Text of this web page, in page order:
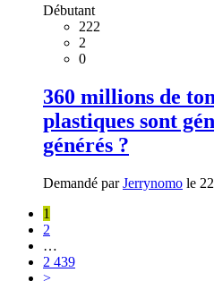
Débutant
222
2
0
360 millions de
plastiques sont
générés ?
Demandé parJerrynomo le
1
2
…
2 439